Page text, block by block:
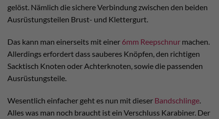
gelöst. Nämlich die sichere Verbindung zwischen den beiden
Ausrüstungsteilen Brust- und Klettergurt.
Das kann man einerseits mit einer 6mm Reepschnur machen.
Allerdings erfordert dass sauberes Knöpfen, den richtigen
Sacktisch Knoten oder Achterknoten, sowie die passenden
Ausrüstungsteile.
Wesentlich einfacher geht es nun mit dieser Bandschlinge
Alles was man noch braucht ist ein Verschluss Karabiner. Der